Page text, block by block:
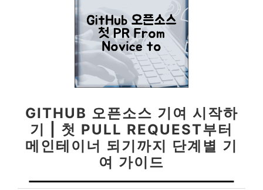
GITHUB 오픈소스 기여 시작하
기 | 첫 PULL REQUEST부터
메인테이너 되기까지 단계별 기
여 가이드